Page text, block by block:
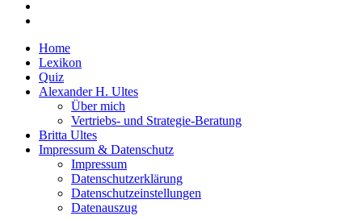
Home
Lexikon
Quiz
Alexander H. Ultes
Über mich
Vertriebs- und Strategie-Beratung
Britta Ultes
Impressum & Datenschutz
Impressum
Datenschutzerklärung
Datenschutzeinstellungen
Datenauszug